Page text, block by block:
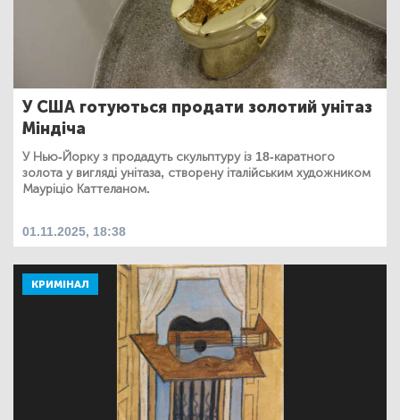
У США готуються продати золотий унітаз
Міндіча
У Нью-Йорку з продадуть скульптуру із 18-каратного
золота у вигляді унітаза, створену італійським художником
Мауріціо Каттеланом.
01.11.2025, 18:38
КРИМІНАЛ